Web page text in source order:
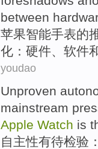
between
苹果智能手表的
化 ： 硬件、 软件
youdao
Unproven
mainstream
Apple Watch is
自主性有待检验 ：